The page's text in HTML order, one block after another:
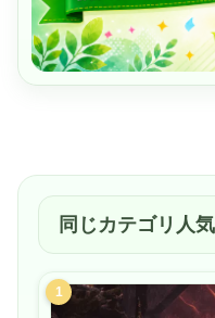
同じカテゴリ人
1